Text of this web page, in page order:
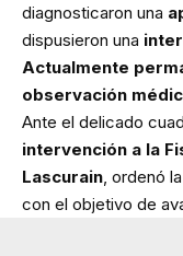
diagnosticaron una
dispusieron una
Actualmente
observación
Ante el delicado
intervención a la
Lascurain , ordenó
con el objetivo de